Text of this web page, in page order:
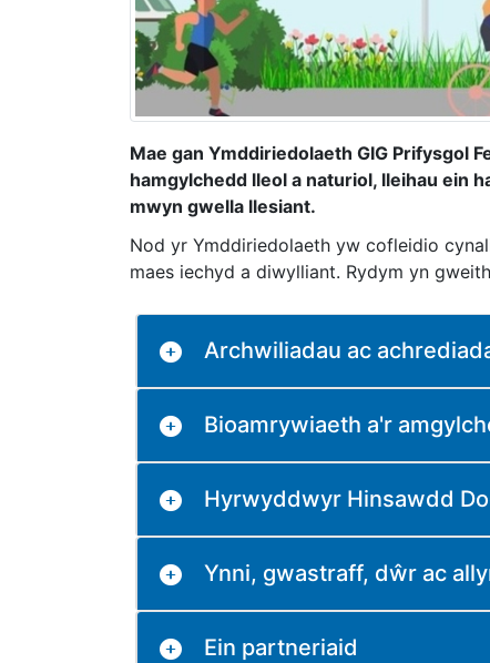
Mae gan Ymddiriedolaeth GIG Prifysgol
hamgylchedd lleol a naturiol, lleihau ein
mwyn gwella llesiant.
Nod yr Ymddiriedolaeth yw cofleidio
maes iechyd a diwylliant. Rydym yn
Archwiliadau ac
Bioamrywiaeth a'r
Hyrwyddwyr Hinsawdd
Ynni, gwastraff, dŵr ac
Ein partneriaid